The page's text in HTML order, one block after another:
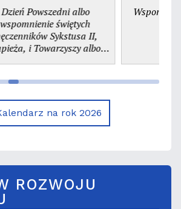
Dzień Powszedni albo
wspomnienie świętych
Sykstusa II,
i Towarzyszy albo
na rok 2026
ROZWOJU